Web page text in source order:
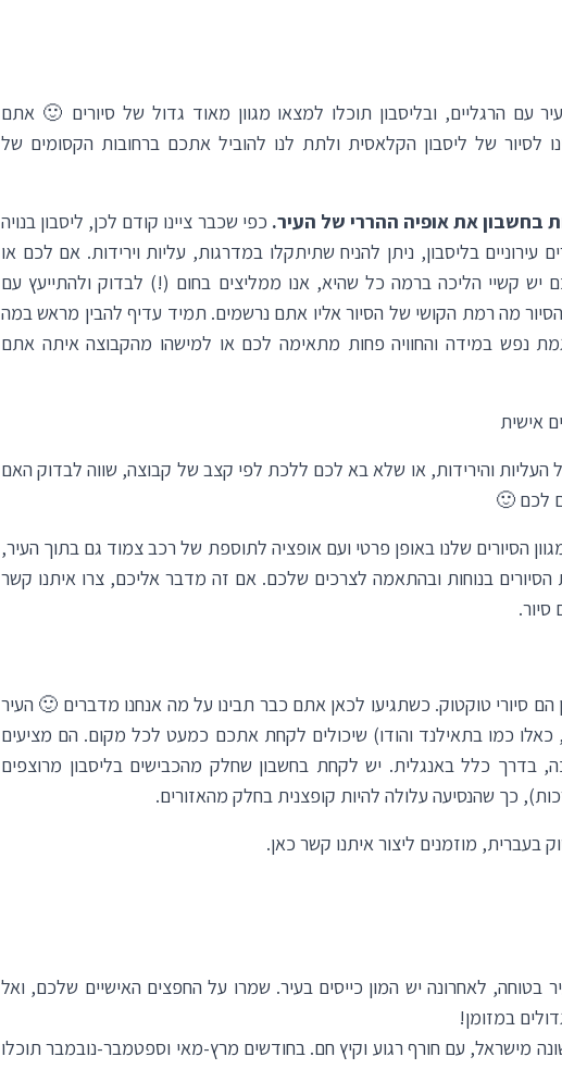
עם הרגליים, ובליסבון תוכלו למצאו מגוון מאוד גדול של סיורים 🙂 אתם
לסיור של ליסבון הקלאסית ולתת לנו להוביל אתכם ברחובות הקסומים של
בחשבון את אופיה ההררי של העיר. כפי שכבר ציינו קודם לכן, ליסבון בנויה
עירוניים בליסבון, ניתן להניח שתיתקלו במדרגות, עליות וירידות. אם לכם או
יש קשיי הליכה ברמה כל שהיא, אנו ממליצים בחום (!) לבדוק ולהתייעץ עם
מה רמת הקושי של הסיור אליו אתם נרשמים. תמיד עדיף להבין מראש במה
נפש במידה והחוויה פחות מתאימה לכם או למישהו מהקבוצה איתה אתם
אישית
והירידות, או שלא בא לכם ללכת לפי קצב של קבוצה, שווה לבדוק האם
לכם 🙂
הסיורים שלנו באופן פרטי ועם אופציה לתוספת של רכב צמוד גם בתוך העיר,
בנוחות ובהתאמה לצרכים שלכם. אם זה מדבר אליכם, צרו איתנו קשר
סיור.
הם סיורי טוקטוק. כשתגיעו לכאן אתם כבר תבינו על מה אנחנו מדברים 🙂 העיר
כאלו כמו בתאילנד והודו) שיכולים לקחת אתכם כמעט לכל מקום. הם מציעים
בדרך כלל באנגלית. יש לקחת בחשבון שחלק מהכבישים בליסבון מרוצפים
כך שהנסיעה עלולה להיות קופצנית בחלק מהאזורים.
בעברית, מוזמנים ליצור איתנו קשר כאן.
בטוחה, לאחרונה יש המון כייסים בעיר. שמרו על החפצים האישיים שלכם, ואל
במזומן!
מישראל, עם חורף רגוע וקיץ חם. בחודשים מרץ-מאי וספטמבר-נובמבר תוכלו